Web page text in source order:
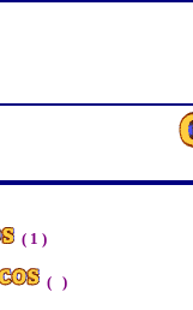
( 1 )
( )